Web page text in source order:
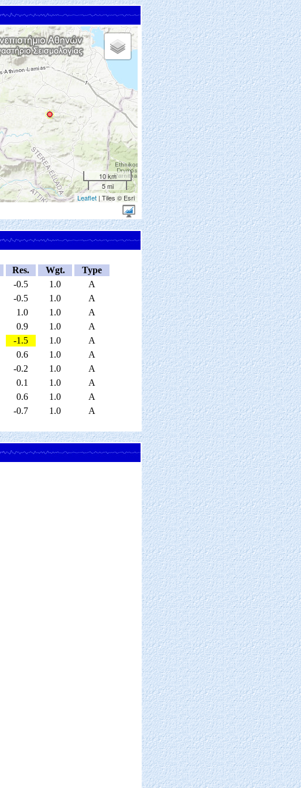
10 km
5 mi
Leaflet | Tiles © Esri
Res. Wgt.
Type
-0.5 1.0
A
-0.5 1.0
A
1.0 1.0
A
0.9 1.0
A
-1.5 1.0
A
0.6 1.0
A
-0.2 1.0
A
0.1 1.0
A
0.6 1.0
A
-0.7 1.0 A